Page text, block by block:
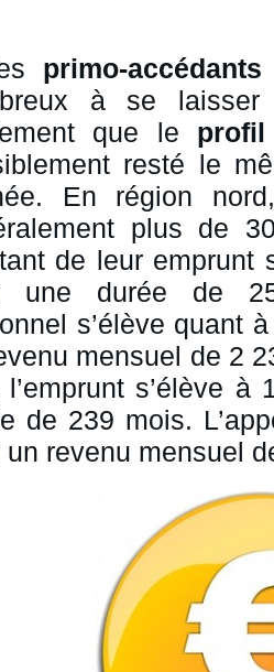
primo-accédants
à se laisser
que le
resté le
En région
plus de
de leur emprunt
une durée de
s’élève quant
mensuel de 2
l’emprunt s’élève
de 239 mois.
un revenu mensuel